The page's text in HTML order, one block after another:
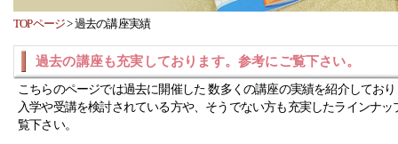
TOPページ>過去の講座実績
過去の講座も充実しております。参考にご覧下さい。
こちらのページでは過去に開催した 数多くの講座の実績を紹介してお
入学や受講を検討されている方や、そうでない方も充実したラインナッ
覧下さい。